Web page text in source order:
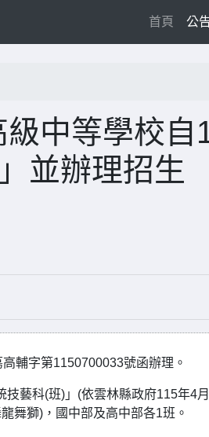
首頁 公
中等學校自
並辦理招生
輔字第1150700033號函辦理。
藝科(班)」(依雲林縣政府115年4
舞獅)，國中部及高中部各1班。